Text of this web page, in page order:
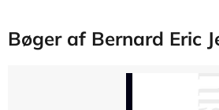
Bøger af Bernard Eric